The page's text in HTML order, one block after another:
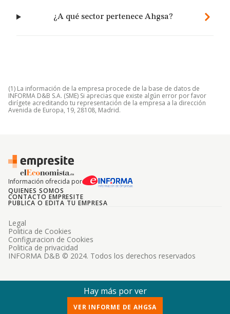
¿A qué sector pertenece Ahgsa?
(1) La información de la empresa procede de la base de datos de
INFORMA D&B S.A. (SME) Si aprecias que existe algún error por favor
dirígete acreditando tu representación de la empresa a la dirección
Avenida de Europa, 19, 28108, Madrid.
Información ofrecida por
QUIENES SOMOS
CONTACTO EMPRESITE
PUBLICA O EDITA TU EMPRESA
INFORMA D&B © 2024. Todos los derechos reservados
Legal
Politica de Cookies
Configuracion de Cookies
Politica de privacidad
Hay más por ver
VER INFORME DE AHGSA